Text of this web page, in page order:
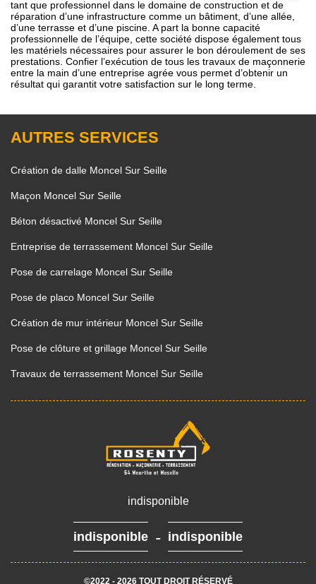
tant que professionnel dans le domaine de construction et de
réparation d’une infrastructure comme un bâtiment, d’une allée,
d’une terrasse et d’une piscine. A part la bonne capacité
professionnelle de l’équipe, cette société dispose également tous
les matériels nécessaires pour assurer le bon déroulement de ses
prestations. Confier l’exécution de tous les travaux de maçonnerie
entre la main d’une entreprise agrée vous permet d’obtenir un
résultat qui garantit votre satisfaction sur le long terme.
AUTRES SERVICES
Création de dalle Moncel Sur Seille
Maçon Moncel Sur Seille
Béton désactivé Moncel Sur Seille
Entreprise de terrassement Moncel Sur Seille
Pose de carrelage Moncel Sur Seille
Pose de placo Moncel Sur Seille
Création de mur intérieur Moncel Sur Seille
Pose de clôture et grillage Moncel Sur Seille
Travaux de terrassement Moncel Sur Seille
indisponible
indisponible - indisponible
©2022 - 2026 TOUT DROIT RÉSERVÉ